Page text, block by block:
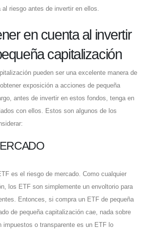
riesgo antes de invertir en ellos.
en cuenta al invertir
capitalización
pueden ser una excelente manera de
exposición a acciones de pequeña
antes de invertir en estos fondos, tenga en
con ellos. Estos son algunos de los
es el riesgo de mercado. Como cualquier
los ETF son simplemente un envoltorio para
Entonces, si compra un ETF de pequeña
de pequeña capitalización cae, nada sobre
impuestos o transparente es un ETF lo